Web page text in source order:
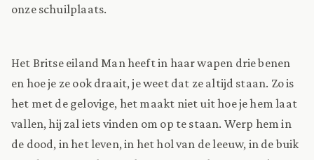
onze schuilplaats.
Het Britse eiland Man heeft in haar wapen drie benen
en hoe je ze ook draait, je weet dat ze altijd staan. Zo is
het met de gelovige, het maakt niet uit hoe je hem laat
vallen, hij zal iets vinden om op te staan. Werp hem in
de dood, in het leven, in het hol van de leeuw, in de buik